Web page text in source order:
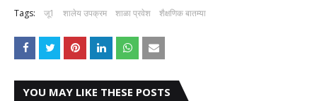
Tags: जू1 शालेय उपक्रम शाळा प्रवेश शैक्षणिक बातम्या
YOU MAY LIKE THESE POSTS